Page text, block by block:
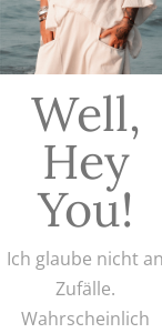
Well,
Hey
You!
Ich glaube nicht an
Zufälle.
Wahrscheinlich